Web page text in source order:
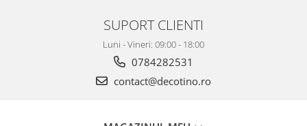
SUPORT CLIENTI
Luni - Vineri: 09:00 - 18:00
0784282531
contact@decotino.ro